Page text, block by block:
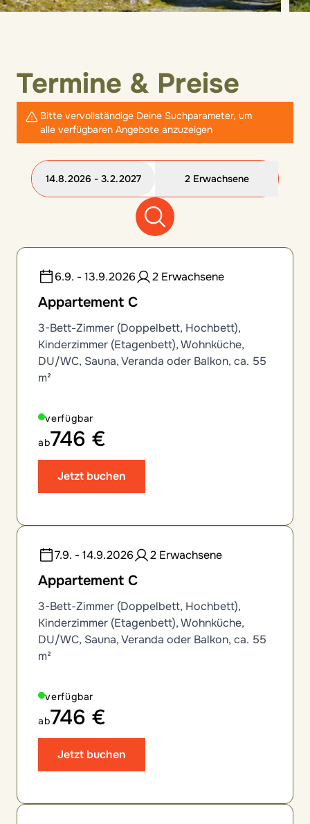
Termine & Preise
Bitte vervollständige Deine Suchparameter, um
alle verfügbaren Angebote anzuzeigen
14.8.2026 - 3.2.2027 2 Erwachsene
12 Zimmeroptionen gefunden
6.9. - 13.9.2026
2 Erwachsene
Appartement C
3-Bett-Zimmer (Doppelbett, Hochbett),
Kinderzimmer (Etagenbett), Wohnküche,
DU/WC, Sauna, Veranda oder Balkon, ca. 55
m²
verfügbar
ab746 €
Jetzt buchen
7.9. - 14.9.2026 2 Erwachsene
Appartement C
3-Bett-Zimmer (Doppelbett, Hochbett),
Kinderzimmer (Etagenbett), Wohnküche,
DU/WC, Sauna, Veranda oder Balkon, ca. 55
m²
verfügbar
ab746 €
Jetzt buchen